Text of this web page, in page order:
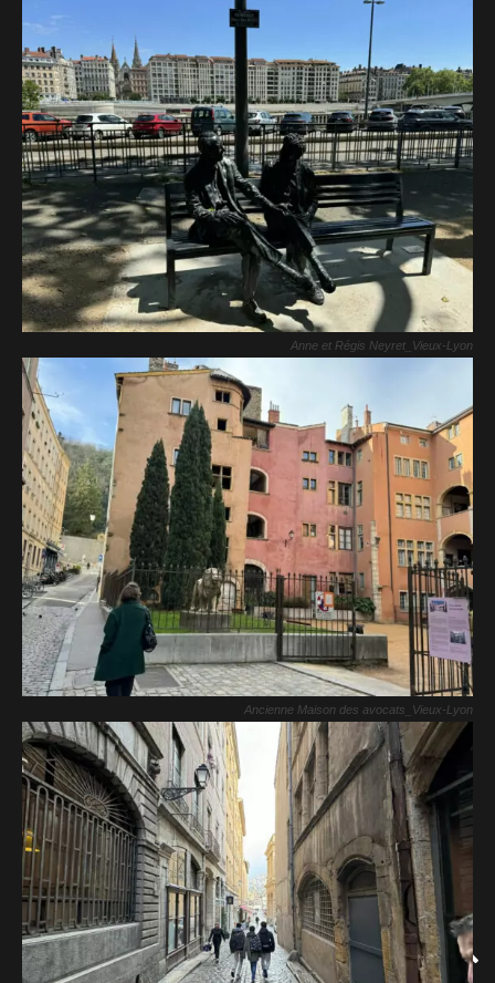
Anne et Régis Neyret_Vieux-Lyon
Ancienne Maison des avocats_Vieux-Lyon